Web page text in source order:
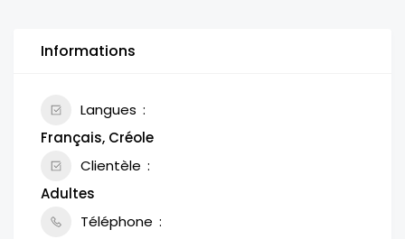
Informations
Langues
Français, Créole
Clientèle
Adultes
Téléphone